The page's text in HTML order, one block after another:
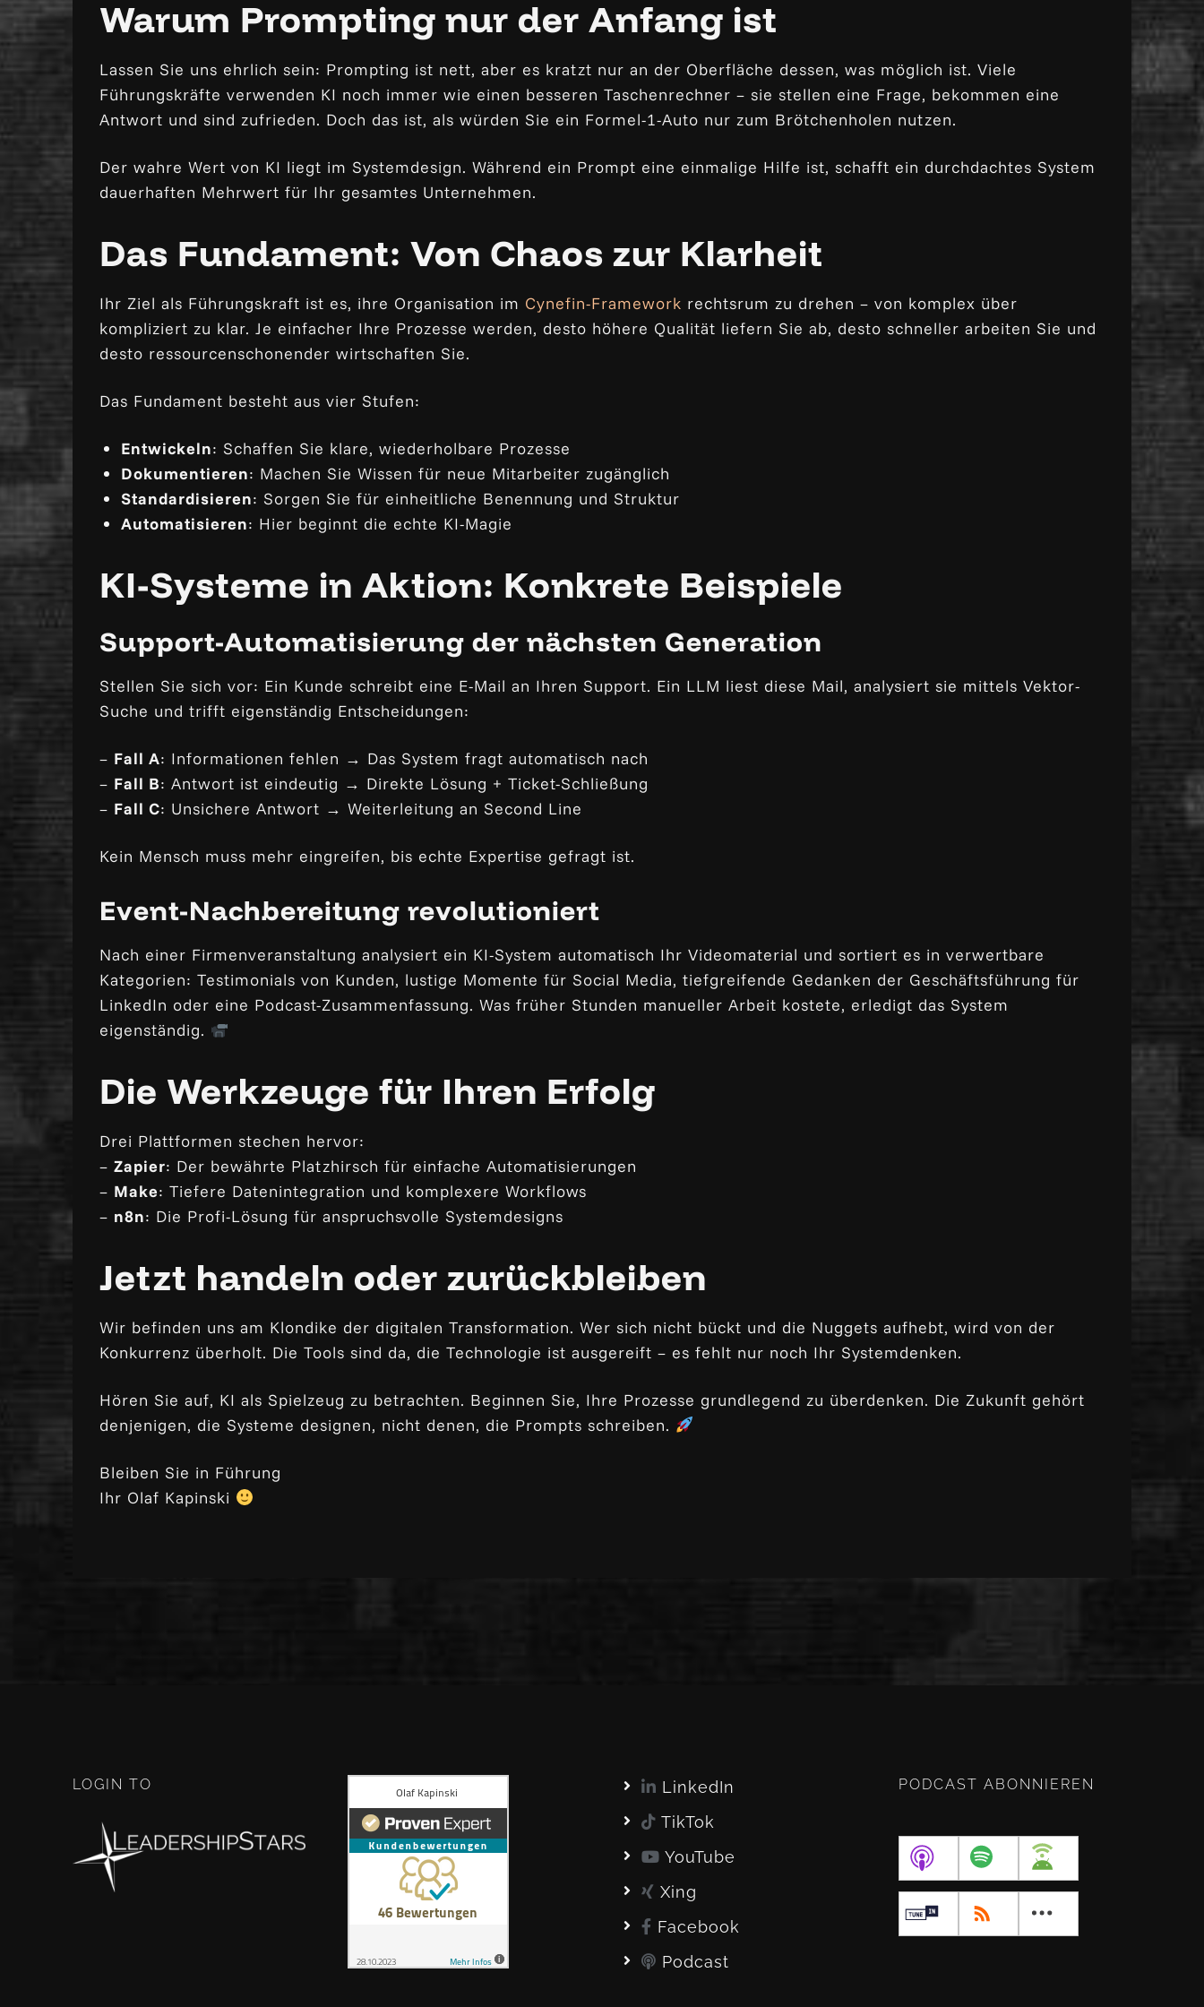
Warum Prompting nur der Anfang ist
Lassen Sie uns ehrlich sein: Prompting ist nett, aber es kratzt nur an der Oberfläche dessen, was möglich ist. Viele
Führungskräfte verwenden KI noch immer wie einen besseren Taschenrechner – sie stellen eine Frage, bekommen eine
Antwort und sind zufrieden. Doch das ist, als würden Sie ein Formel-1-Auto nur zum Brötchenholen nutzen.
Der wahre Wert von KI liegt im Systemdesign. Während ein Prompt eine einmalige Hilfe ist, schafft ein durchdachtes System
dauerhaften Mehrwert für Ihr gesamtes Unternehmen.
Das Fundament: Von Chaos zur Klarheit
Ihr Ziel als Führungskraft ist es, ihre Organisation im Cynefin-Framework rechtsrum zu drehen – von komplex über
kompliziert zu klar. Je einfacher Ihre Prozesse werden, desto höhere Qualität liefern Sie ab, desto schneller arbeiten Sie und
desto ressourcenschonender wirtschaften Sie.
Das Fundament besteht aus vier Stufen:
Entwickeln: Schaffen Sie klare, wiederholbare Prozesse
Dokumentieren: Machen Sie Wissen für neue Mitarbeiter zugänglich
Standardisieren: Sorgen Sie für einheitliche Benennung und Struktur
Automatisieren: Hier beginnt die echte KI-Magie
KI-Systeme in Aktion: Konkrete Beispiele
Support-Automatisierung der nächsten Generation
Stellen Sie sich vor: Ein Kunde schreibt eine E-Mail an Ihren Support. Ein LLM liest diese Mail, analysiert sie mittels Vektor-
Suche und trifft eigenständig Entscheidungen:
– Fall A: Informationen fehlen → Das System fragt automatisch nach
– Fall B: Antwort ist eindeutig → Direkte Lösung + Ticket-Schließung
– Fall C: Unsichere Antwort → Weiterleitung an Second Line
Kein Mensch muss mehr eingreifen, bis echte Expertise gefragt ist.
Event-Nachbereitung revolutioniert
Nach einer Firmenveranstaltung analysiert ein KI-System automatisch Ihr Videomaterial und sortiert es in verwertbare
Kategorien: Testimonials von Kunden, lustige Momente für Social Media, tiefgreifende Gedanken der Geschäftsführung für
LinkedIn oder eine Podcast-Zusammenfassung. Was früher Stunden manueller Arbeit kostete, erledigt das System
eigenständig.
Die Werkzeuge für Ihren Erfolg
Drei Plattformen stechen hervor:
– Zapier: Der bewährte Platzhirsch für einfache Automatisierungen
– Make: Tiefere Datenintegration und komplexere Workflows
– n8n: Die Profi-Lösung für anspruchsvolle Systemdesigns
Jetzt handeln oder zurückbleiben
Wir befinden uns am Klondike der digitalen Transformation. Wer sich nicht bückt und die Nuggets aufhebt, wird von der
Konkurrenz überholt. Die Tools sind da, die Technologie ist ausgereift – es fehlt nur noch Ihr Systemdenken.
Hören Sie auf, KI als Spielzeug zu betrachten. Beginnen Sie, Ihre Prozesse grundlegend zu überdenken. Die Zukunft gehört
denjenigen, die Systeme designen, nicht denen, die Prompts schreiben.
Bleiben Sie in Führung
Ihr Olaf Kapinski
LOGIN TO
LinkedIn
TikTok
YouTube
Xing
Facebook
Podcast
PODCAST ABONNIEREN